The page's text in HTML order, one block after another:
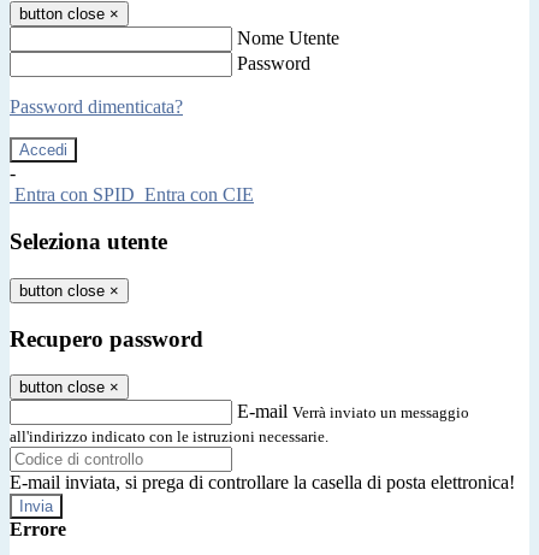
button close ×
Nome Utente
Password
Password dimenticata?
-
Entra con SPID Entra con CIE
Seleziona utente
button close ×
Recupero password
button close ×
E-mail Verrà inviato un messaggio
all'indirizzo indicato con le istruzioni necessarie.
E-mail inviata, si prega di controllare la casella di posta elettronica!
Errore